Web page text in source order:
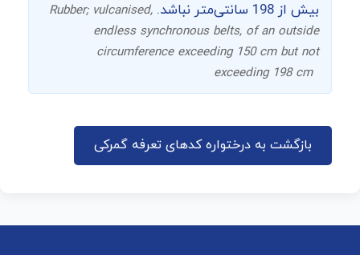
بیش از 198 سانتی‌متر نباشد.
Rubber; vulcanised,
endless synchronous belts, of an outside
circumference exceeding 150 cm but not
exceeding 198 cm
بازگشت به درختواره کدهای تعرفه گمرکی